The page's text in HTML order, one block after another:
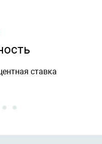
ставка